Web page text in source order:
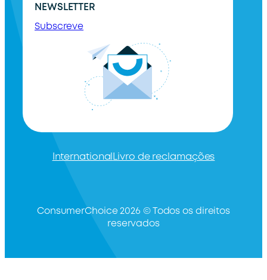
NEWSLETTER
Subscreve
International Livro de reclamações
ConsumerChoice 2026 © Todos os direitos
reservados